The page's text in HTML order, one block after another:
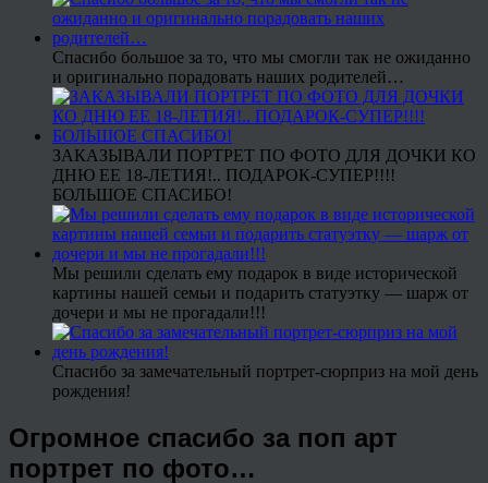
Спасибо большое за то, что мы смогли так не ожиданно
и оригинально порадовать наших родителей…
ЗАКАЗЫВАЛИ ПОРТРЕТ ПО ФОТО ДЛЯ ДОЧКИ КО
ДНЮ ЕЕ 18-ЛЕТИЯ!.. ПОДАРОК-СУПЕР!!!!
БОЛЬШОЕ СПАСИБО!
Мы решили сделать ему подарок в виде исторической
картины нашей семьи и подарить статуэтку — шарж от
дочери и мы не прогадали!!!
Спасибо за замечательный портрет-сюрприз на мой день
рождения!
Огромное спасибо за поп арт
портрет по фото…